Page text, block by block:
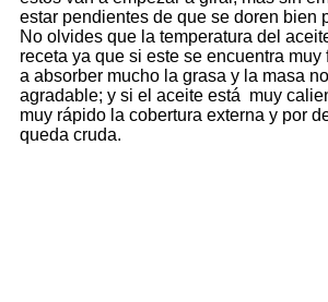
estar pendientes de que se doren bien
No olvides que la temperatura del
receta ya que si este se encuentra muy
a absorber mucho la grasa y la masa
agradable; y si el aceite está muy
muy rápido la cobertura externa y por
queda cruda.